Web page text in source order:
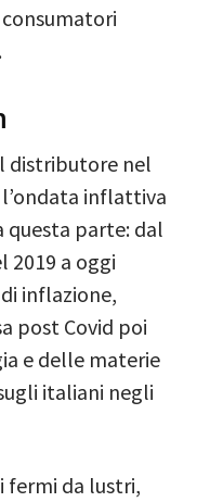
distributore nel
inflattiva
questa parte: dal
2019 a oggi
inflazione,
post Covid poi
e delle materie
italiani negli
fermi da lustri,